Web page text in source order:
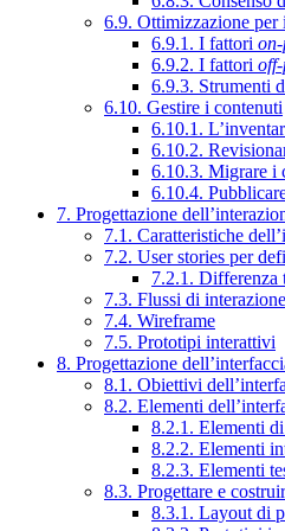
6.9. Ottimizzazione
6.9.1. I fattori
6.9.2. I fattori
6.9.3. Strumenti
6.10. Gestire i contenuti
6.10.1.
6.10.2.
6.10.3. Migrare i
6.10.4.
7. Progettazione
7.1. Caratteristiche
7.2. User stories per
7.2.1. Differenza
7.3. Flussi di interazione
7.4. Wireframe
7.5. Prototipi interattivi
8. Progettazione
8.1. Obiettivi
8.2. Elementi
8.2.1. Elementi
8.2.2. Elementi
8.2.3. Elementi
8.3. Progettare e
8.3.1. Layout di